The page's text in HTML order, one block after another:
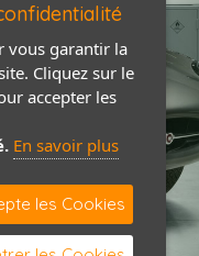
vous garantir la
Cliquez sur le
accepter les
En savoir plus
les Cookies